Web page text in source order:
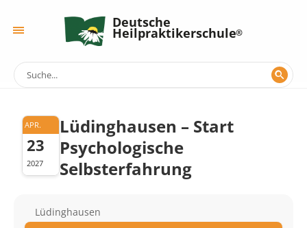
Deutsche
Heilpraktikerschule
APR.
23
2027
Lüdinghausen – Start
Psychologische
Selbsterfahrung
Lüdinghausen